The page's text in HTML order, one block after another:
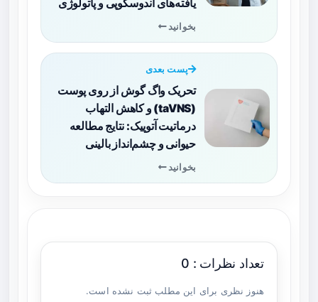
یافته‌های آندوسکوپی و پاتولوژی
بخوانید
پست بعدی
تحریک واگ گوش از روی پوست
(taVNS) و کاهش التهاب
درماتیت آتوپیک: نتایج مطالعه
حیوانی و چشم‌انداز بالینی
بخوانید
تعداد نظرات : 0
هنوز نظری برای این مطلب ثبت نشده است.